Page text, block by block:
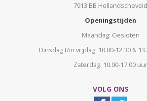
7913 BB Hollandscheveld
Openingstijden
Maandag: Gesloten
Dinsdag t/m vrijdag: 10.00-12.30 &
Zaterdag: 10.00-17.00 uur
VOLG ONS